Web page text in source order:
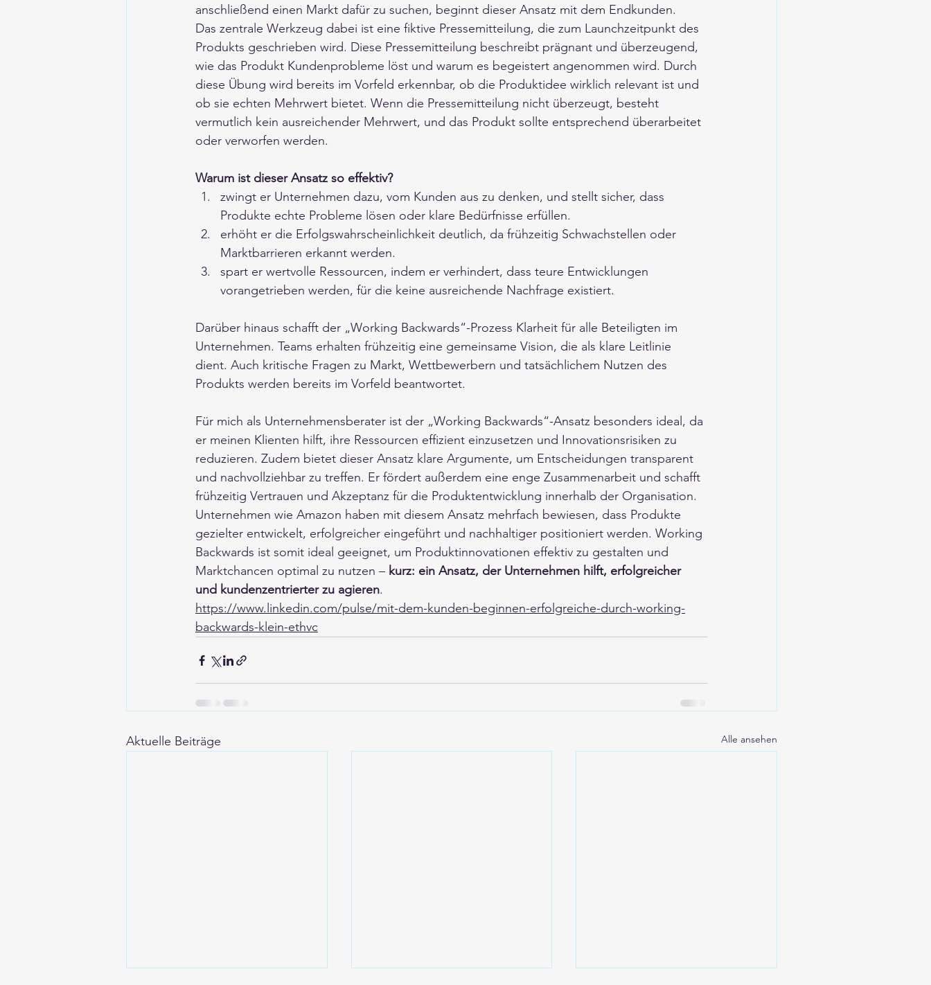
anschließend einen Markt dafür zu suchen, beginnt dieser Ansatz mit dem Endkunden.
Das zentrale Werkzeug dabei ist eine fiktive Pressemitteilung, die zum Launchzeitpunkt des
Produkts geschrieben wird. Diese Pressemitteilung beschreibt prägnant und überzeugend,
wie das Produkt Kundenprobleme löst und warum es begeistert angenommen wird. Durch
diese Übung wird bereits im Vorfeld erkennbar, ob die Produktidee wirklich relevant ist und
ob sie echten Mehrwert bietet. Wenn die Pressemitteilung nicht überzeugt, besteht
vermutlich kein ausreichender Mehrwert, und das Produkt sollte entsprechend überarbeitet
oder verworfen werden.
Warum ist dieser Ansatz so effektiv?
zwingt er Unternehmen dazu, vom Kunden aus zu denken, und stellt sicher, dass
Produkte echte Probleme lösen oder klare Bedürfnisse erfüllen.
erhöht er die Erfolgswahrscheinlichkeit deutlich, da frühzeitig Schwachstellen oder
Marktbarrieren erkannt werden.
spart er wertvolle Ressourcen, indem er verhindert, dass teure Entwicklungen
vorangetrieben werden, für die keine ausreichende Nachfrage existiert.
Darüber hinaus schafft der „Working Backwards“-Prozess Klarheit für alle Beteiligten im
Unternehmen. Teams erhalten frühzeitig eine gemeinsame Vision, die als klare Leitlinie
dient. Auch kritische Fragen zu Markt, Wettbewerbern und tatsächlichem Nutzen des
Produkts werden bereits im Vorfeld beantwortet.
Für mich als Unternehmensberater ist der „Working Backwards“-Ansatz besonders ideal, da
er meinen Klienten hilft, ihre Ressourcen effizient einzusetzen und Innovationsrisiken zu
reduzieren. Zudem bietet dieser Ansatz klare Argumente, um Entscheidungen transparent
und nachvollziehbar zu treffen. Er fördert außerdem eine enge Zusammenarbeit und schafft
frühzeitig Vertrauen und Akzeptanz für die Produktentwicklung innerhalb der Organisation.
Unternehmen wie Amazon haben mit diesem Ansatz mehrfach bewiesen, dass Produkte
gezielter entwickelt, erfolgreicher eingeführt und nachhaltiger positioniert werden. Working
Backwards ist somit ideal geeignet, um Produktinnovationen effektiv zu gestalten und
Marktchancen optimal zu nutzen – kurz: ein Ansatz, der Unternehmen hilft, erfolgreicher
und kundenzentrierter zu agieren.
https://www.linkedin.com/pulse/mit-dem-kunden-beginnen-erfolgreiche-durch-working-
backwards-klein-ethvc
Aktuelle Beiträge Alle ansehen